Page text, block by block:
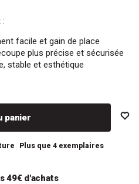
:
facile et gain de place
plus précise et sécurisée
stable et esthétique
panier
Plus que 4 exemplaires
49€ d'achats